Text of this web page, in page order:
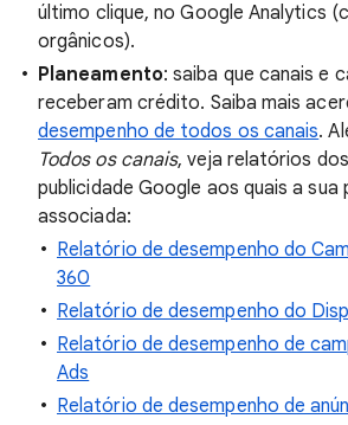
último clique, no Google Analytics
orgânicos).
Planeamento: saiba que canais e
receberam crédito. Saiba mais
desempenho de todos os canais.
Todos os canais, veja relatórios
publicidade Google aos quais a
associada:
Relatório de desempenho do
360
Relatório de desempenho do
Relatório de desempenho de
Ads
Relatório de desempenho de